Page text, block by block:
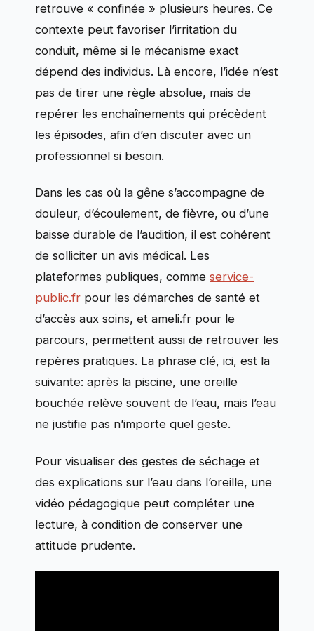
retrouve « confinée » plusieurs heures. Ce
contexte peut favoriser l’irritation du
conduit, même si le mécanisme exact
dépend des individus. Là encore, l’idée n’est
pas de tirer une règle absolue, mais de
repérer les enchaînements qui précèdent
les épisodes, afin d’en discuter avec un
professionnel si besoin.
Dans les cas où la gêne s’accompagne de
douleur, d’écoulement, de fièvre, ou d’une
baisse durable de l’audition, il est cohérent
de solliciter un avis médical. Les
plateformes publiques, comme service-
public.fr pour les démarches de santé et
d’accès aux soins, et ameli.fr pour le
parcours, permettent aussi de retrouver les
repères pratiques. La phrase clé, ici, est la
suivante: après la piscine, une oreille
bouchée relève souvent de l’eau, mais l’eau
ne justifie pas n’importe quel geste.
Pour visualiser des gestes de séchage et
des explications sur l’eau dans l’oreille, une
vidéo pédagogique peut compléter une
lecture, à condition de conserver une
attitude prudente.